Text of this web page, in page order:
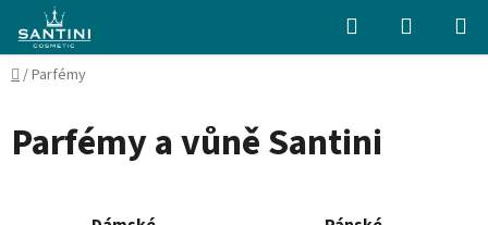
obsah
Hledat
KOŠÍK
Domů
/Parfémy
Parfémy a vůně Santini